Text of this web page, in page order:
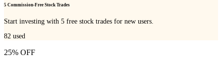
5 Commission-Free Stock Trades
Start investing with 5 free stock trades for new users.
82 used
25% OFF